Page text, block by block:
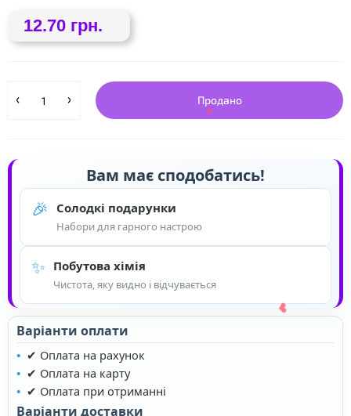
12.70 грн.
Продано
Вам має сподобатись!
🎉 Солодкі подарунки
Набори для гарного настрою
✨ Побутова хімія
Чистота, яку видно і відчувається
Варіанти оплати
✔ Оплата на рахунок
✔ Оплата на карту
✔ Оплата при отриманні
Варіанти доставки
❤